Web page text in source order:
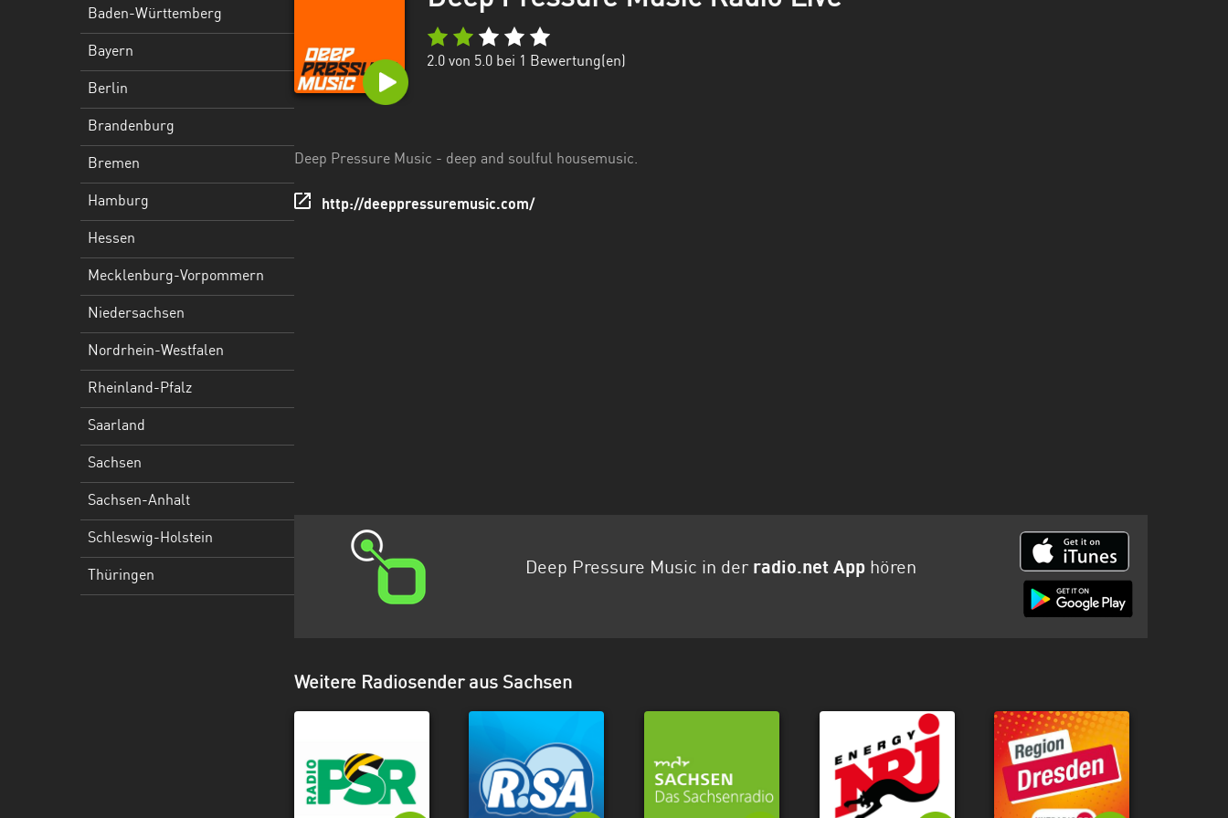
Mecklenburg-
Vorpommern
Niedersachsen
Nordrhein-
Westfalen
Rheinland-
Sachsen-
Thüringen
Baden-Württemberg
Bayern
Berlin
Brandenburg
Bremen
Hamburg
Hessen
Mecklenburg-Vorpommern
Niedersachsen
Nordrhein-Westfalen
Rheinland-Pfalz
Saarland
Sachsen
Sachsen-Anhalt
Schleswig-Holstein
Thüringen
2.0von 5.0 bei 1 Bewertung(en)
Deep Pressure Music - deep and soulful housemusic.
http://deeppressuremusic.com/
Deep Pressure Music in der radio.net Apphören
Weitere Radiosender aus Sachsen